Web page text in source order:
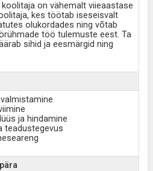
on vähemalt viieaastase
kes töötab iseseisvalt
olukordades ning võtab
töö tulemuste eest. Ta
sihid ja eesmärgid ning
ja hindamine
teadustegevus